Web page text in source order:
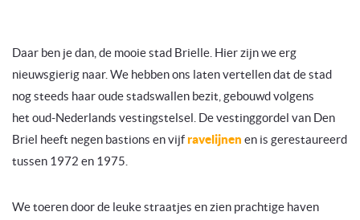
Daar ben je dan, de mooie stad Brielle. Hier zijn we erg
nieuwsgierig naar. We hebben ons laten vertellen dat de stad
nog steeds haar oude stadswallen bezit, gebouwd volgens
het oud-Nederlands vestingstelsel. De vestinggordel van Den
Briel heeft negen bastions en vijfravelijnen en is gerestaureerd
tussen 1972 en 1975.
We toeren door de leuke straatjes en zien prachtige haven